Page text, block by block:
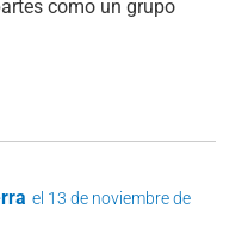
como un grupo
el 13 de noviembre de